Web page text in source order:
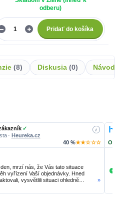
odberu)
Pridať do košíka
8 Diskusia 0
✓
· Heureka.cz
i
40 %★★☆☆☆
Vaší objednávky. Hned
vysvětlili situaci ohledně
ani u něj, museli jsme objednávku
»
+